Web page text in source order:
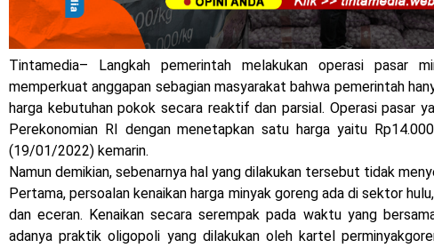
Tintamedia– Langkah pemerintah melakukan operasi pasar
memperkuat anggapan sebagian masyarakat bahwa pemerintah
harga kebutuhan pokok secara reaktif dan parsial. Operasi pasar
Perekonomian RI dengan menetapkan satu harga yaitu
(19/01/2022) kemarin.
Namun demikian, sebenarnya hal yang dilakukan tersebut tidak
Pertama, persoalan kenaikan harga minyak goreng ada di sektor
dan eceran. Kenaikan secara serempak pada waktu yang
adanya praktik oligopoli yang dilakukan oleh kartel